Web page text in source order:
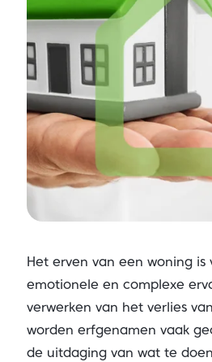
Het erven van een woning is
emotionele en complexe
verwerken van het verlies
worden erfgenamen vaak
de uitdaging van wat te